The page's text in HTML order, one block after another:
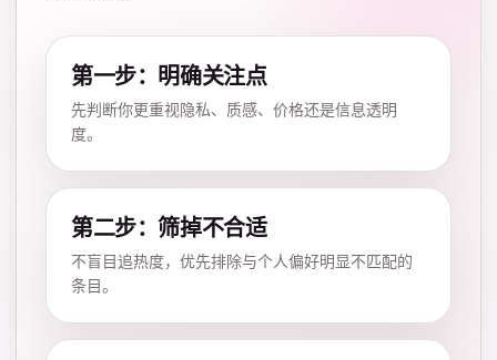
第一步：明确关注点
先判断你更重视隐私、质感、价格还是信息透明
度。
第二步：筛掉不合适
不盲目追热度，优先排除与个人偏好明显不匹配的
条目。